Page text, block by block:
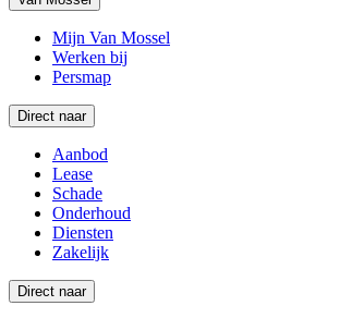
Mijn Van Mossel
Werken bij
Persmap
Direct naar
Aanbod
Lease
Schade
Onderhoud
Diensten
Zakelijk
Direct naar